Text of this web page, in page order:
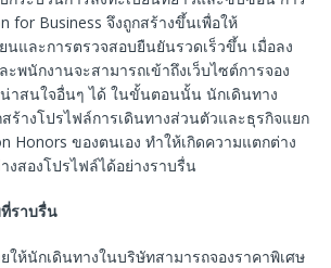
for Business จึงถูกสร้างขึ้นเพื่อให้
นและการตรวจสอบยืนยันรวดเร็วขึ้น เมื่อลง
พนักงานจะสามารถเข้าถึงเว็บไซต์การจอง
าสนใจอื่นๆ ได้ ในขั้นตอนนั้น นักเดินทาง
ร้างโปรไฟล์การเดินทางส่วนตัวและธุรกิจแยก
Honors ของตนเอง ทำให้เกิดความแตกต่าง
งสองโปรไฟล์ได้อย่างราบรื่น
ราบรื่น
ให้นักเดินทางในบริษัทสามารถจองราคาพิเศษ